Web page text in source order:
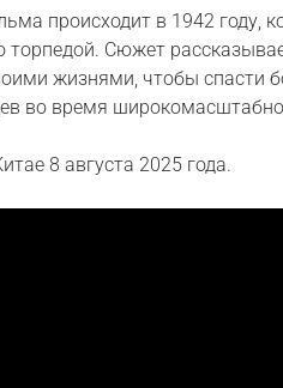
происходит в 1942 году,
торпедой. Сюжет
жизнями, чтобы спасти
во время
8 августа 2025 года.